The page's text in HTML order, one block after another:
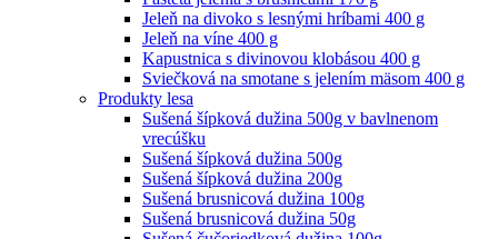
Jeleň na divoko s lesnými hríbami 400 g
Jeleň na víne 400 g
Kapustnica s divinovou klobásou 400 g
Sviečková na smotane s jelením mäsom 400 g
Produkty lesa
Sušená šípková dužina 500g v bavlnenom
vrecúšku
Sušená šípková dužina 500g
Sušená šípková dužina 200g
Sušená brusnicová dužina 100g
Sušená brusnicová dužina 50g